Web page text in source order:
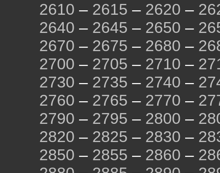
2610 – 2615 – 2620 –
2640 – 2645 – 2650 –
2670 – 2675 – 2680 –
2700 – 2705 – 2710 –
2730 – 2735 – 2740 –
2760 – 2765 – 2770 –
2790 – 2795 – 2800 –
2820 – 2825 – 2830 –
2850 – 2855 – 2860 –